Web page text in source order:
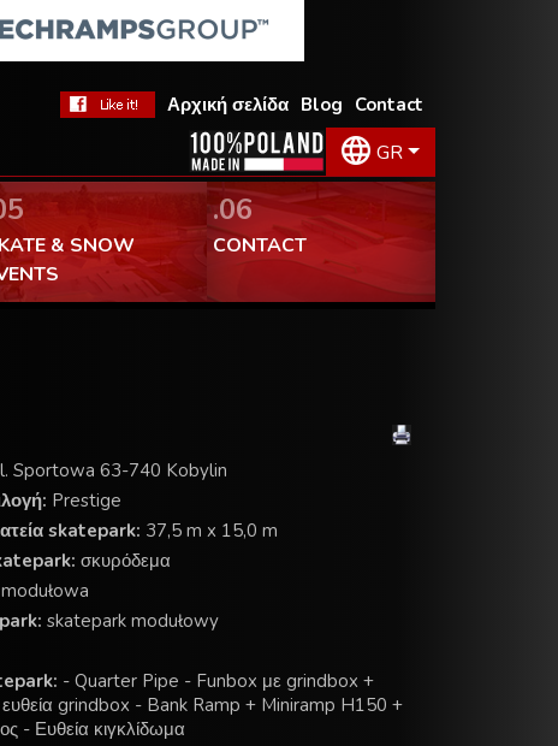
Contact
Blog
Αρχική σελίδα
GR
& SNOW
.06
CONTACT
Sportowa 63-740 Kobylin
Prestige
skatepark: 37,5 m x 15,0 m
σκυρόδεμα
modułowa
skatepark modułowy
- Quarter Pipe - Funbox με grindbox +
ευθεία grindbox - Bank Ramp + Miniramp H150 +
- Ευθεία κιγκλίδωμα